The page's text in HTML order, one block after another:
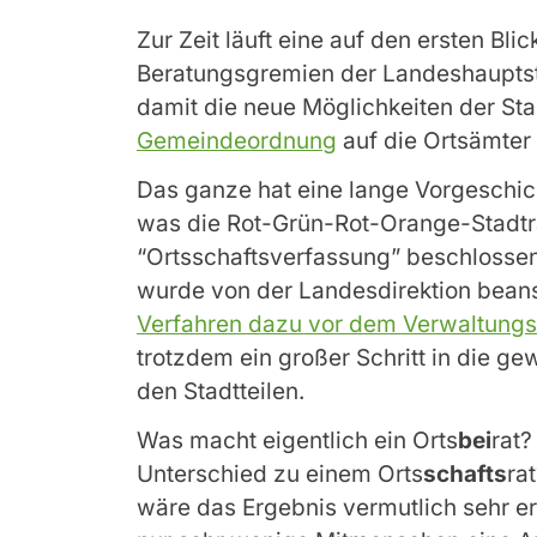
Zur Zeit läuft eine auf den ersten
Beratungsgremien der
damit die neue Möglichkeiten der
Gemeindeordnung auf die
Das ganze hat eine lange
was die Rot-Grün-Rot-Orange-
“Ortsschaftsverfassung”
wurde von der Landesdirektion
Verfahren dazu vor dem
trotzdem ein großer Schritt in die
den Stadtteilen.
Was macht eigentlich ein Ortsbei
Unterschied zu einem Ortsschafts
wäre das Ergebnis vermutlich sehr